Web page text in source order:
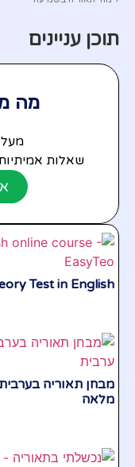
תוכן עניינים
מה
מעל 70
שאלות
Test in English
מבחן תאוריה
מלאה